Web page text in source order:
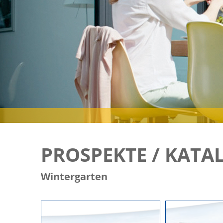
PROSPEKTE /
Wintergarten